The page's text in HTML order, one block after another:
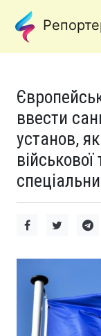
ввести
установ,